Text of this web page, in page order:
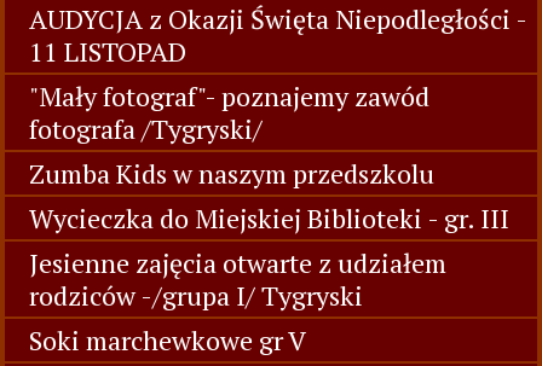
AUDYCJA z Okazji Święta Niepodległości -
11 LISTOPAD
"Mały fotograf"- poznajemy zawód
fotografa /Tygryski/
Zumba Kids w naszym przedszkolu
Wycieczka do Miejskiej Biblioteki - gr. III
Jesienne zajęcia otwarte z udziałem
rodziców -/grupa I/ Tygryski
Soki marchewkowe gr V